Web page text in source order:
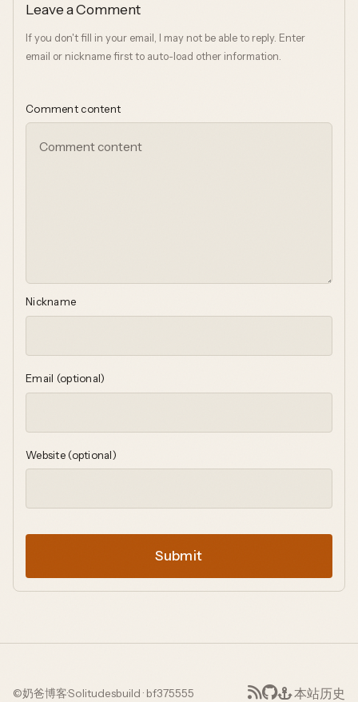
Leave a Comment
If you don't fill in your email, I may not be able to reply. Enter
email or nickname first to auto-load other information.
Comment content
Nickname
Email (optional)
Website (optional)
Submit
©奶爸博客·Solitudesbuild · bf375555 本站历史